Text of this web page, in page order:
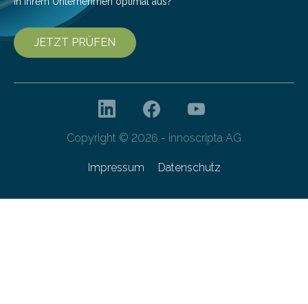
JETZT PRÜFEN
Copyright © 2026 - innoscripta AG
Impressum Datenschutz